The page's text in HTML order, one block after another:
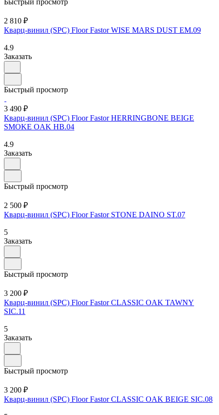
2 810 ₽
Кварц-винил (SPC) Floor Fastor WISE MARS DUST EM.09
4.9
Заказать
Быстрый просмотр
3 490 ₽
Кварц-винил (SPC) Floor Fastor HERRINGBONE BEIGE
SMOKE OAK HB.04
4.9
Заказать
Быстрый просмотр
2 500 ₽
Кварц-винил (SPC) Floor Fastor STONE DAINO ST.07
5
Заказать
Быстрый просмотр
3 200 ₽
Кварц-винил (SPC) Floor Fastor CLASSIC OAK TAWNY
SIC.11
5
Заказать
Быстрый просмотр
3 200 ₽
Кварц-винил (SPC) Floor Fastor CLASSIC OAK BEIGE SIC.08